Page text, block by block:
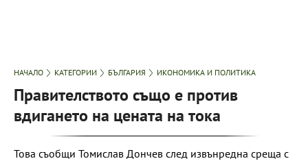
НАЧАЛО КАТЕГОРИИ БЪЛГАРИЯ ИКОНОМИКА И ПОЛИТИКА
Правителството също е против
вдигането на цената на тока
Това съобщи Томислав Дончев след извънредна среща с